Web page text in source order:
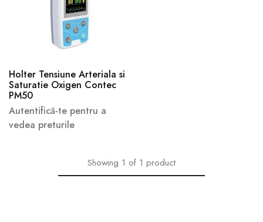
Holter Tensiune Arteriala si
Saturatie Oxigen Contec
PM50
Autentifică-te pentru a
vedea preturile
Showing 1 of 1 product